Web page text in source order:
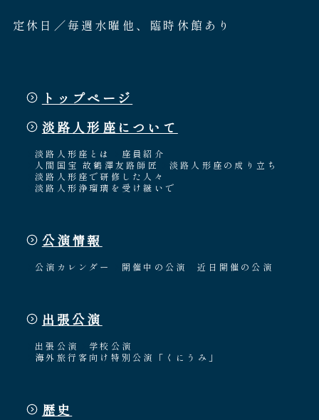
定休日／毎週水曜他、臨時休館あり
トップページ
淡路人形座について
淡路人形座とは
座員紹介
人間国宝 故鶴澤友路師匠
淡路人形座の成り立ち
淡路人形座で研修した人々
淡路人形浄瑠璃を受け継いで
公演情報
公演カレンダー 開催中の公演 近日開催の公演
出張公演
出張公演
学校公演
海外旅行客向け特別公演「くにうみ」
歴史